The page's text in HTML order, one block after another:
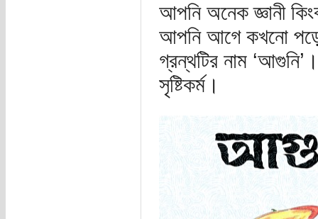
আপনি অনেক জ্ঞানী
আপনি আগে কখনো
গ্রন্থটির নাম
সৃষ্টিকর্ম।